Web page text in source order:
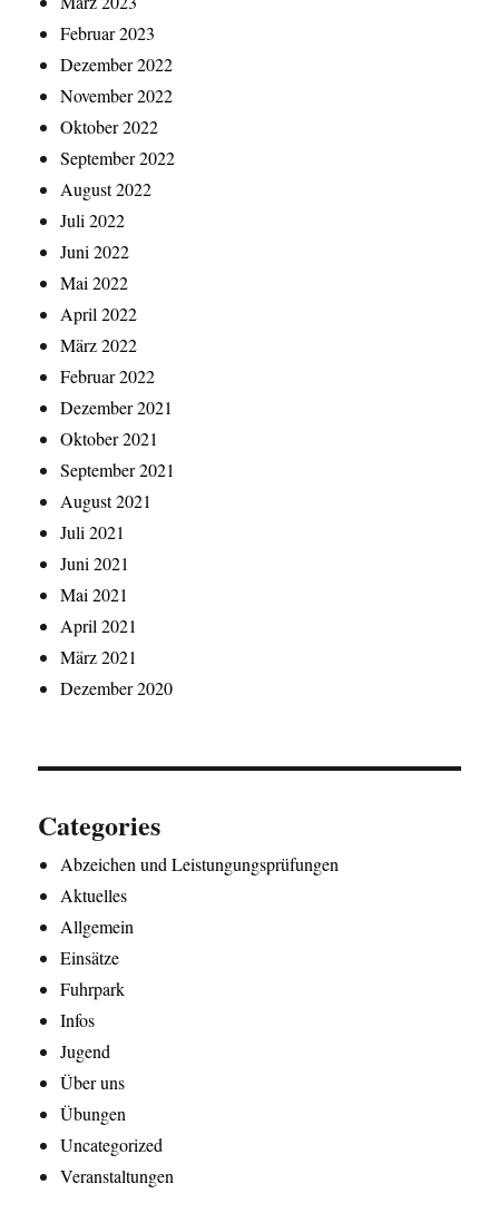
Februar 2023
Dezember 2022
November 2022
Oktober 2022
September 2022
August 2022
Juli 2022
Juni 2022
Mai 2022
April 2022
März 2022
Februar 2022
Dezember 2021
Oktober 2021
September 2021
August 2021
Juli 2021
Juni 2021
Mai 2021
April 2021
März 2021
Dezember 2020
Categories
Abzeichen und Leistungungsprüfungen
Aktuelles
Allgemein
Einsätze
Fuhrpark
Infos
Jugend
Über uns
Übungen
Uncategorized
Veranstaltungen